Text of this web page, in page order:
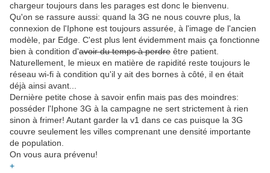
chargeur toujours dans les parages est donc le bienvenu.
Qu'on se rassure aussi: quand la 3G ne nous couvre plus, la
connexion de l'Iphone est toujours assurée, à l'image de l'ancien
modèle, par Edge. C'est plus lent évidemment mais ça fonctionne
bien à condition d'avoir du temps à perdre être patient.
Naturellement, le mieux en matière de rapidité reste toujours le
réseau wi-fi à condition qu'il y ait des bornes à côté, il en était
déjà ainsi avant...
Dernière petite chose à savoir enfin mais pas des moindres:
posséder l'Iphone 3G à la campagne ne sert strictement à rien
sinon à frimer! Autant garder la v1 dans ce cas puisque la 3G
couvre seulement les villes comprenant une densité importante
de population.
On vous aura prévenu!
+